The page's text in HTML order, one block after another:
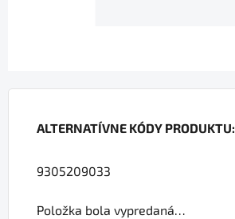
ALTERNATÍVNE KÓDY PRODUKTU:
9305209033
Položka bola vypredaná…